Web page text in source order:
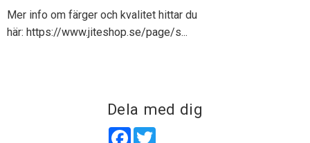
Mer info om färger och kvalitet hittar du
här: https://www.jiteshop.se/page/s...
Dela med dig
Facebook